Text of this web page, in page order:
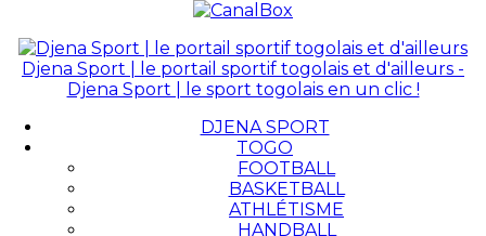
Djena Sport | le portail sportif togolais et d'ailleurs -
Djena Sport | le sport togolais en un clic !
DJENA SPORT
TOGO
FOOTBALL
BASKETBALL
ATHLÉTISME
HANDBALL